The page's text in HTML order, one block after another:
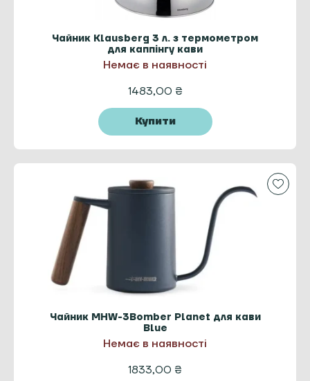
Чайник Klausberg 3 л. з термометром
для каппінгу кави
Немає в наявності
1483,00 ₴
Купити
Чайник MHW-3Bomber Planet для кави
Blue
Немає в наявності
1833,00 ₴